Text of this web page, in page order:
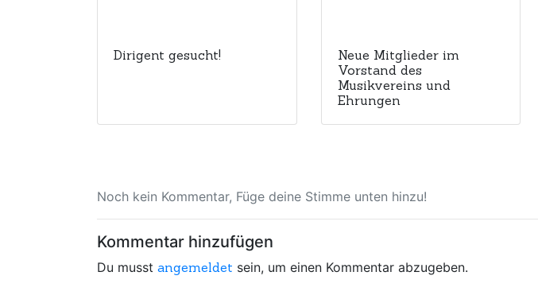
Dirigent gesucht!
Neue Mitglieder im
Vorstand des
Musikvereins und
Ehrungen
Noch kein Kommentar, Füge deine Stimme unten hinzu!
Kommentar hinzufügen
Du musst angemeldet sein, um einen Kommentar abzugeben.